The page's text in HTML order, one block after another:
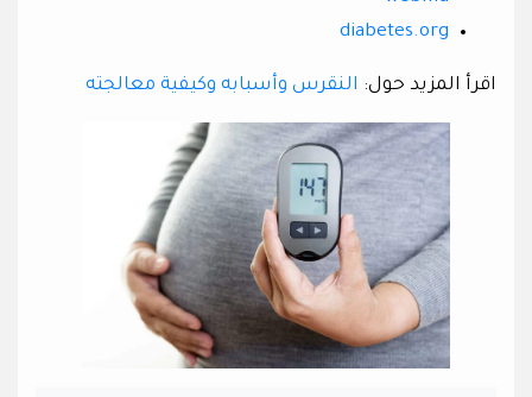
diabetes.org
اقرأ المزيد حول: النقرس وأسبابه وكيفية معالجته